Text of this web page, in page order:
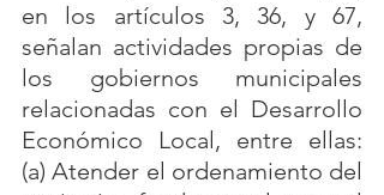
en los artículos 3, 36, y 67,
señalan actividades propias de
los gobiernos municipales
relacionadas con el Desarrollo
Económico Local, entre ellas:
(a) Atender el ordenamiento del